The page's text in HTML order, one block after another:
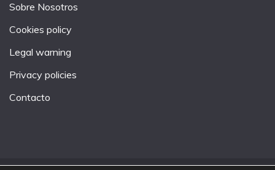
Sobre Nosotros
Cookies policy
Legal warning
Privacy policies
Contacto